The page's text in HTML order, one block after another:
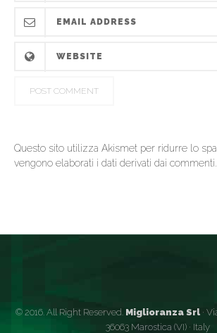
Questo sito utilizza Akismet per ridurre lo
vengono elaborati i dati derivati dai commenti
© 2016. All Right Reserved. Miglioranza Srl ·
36063 Marostica (VI) · Italy